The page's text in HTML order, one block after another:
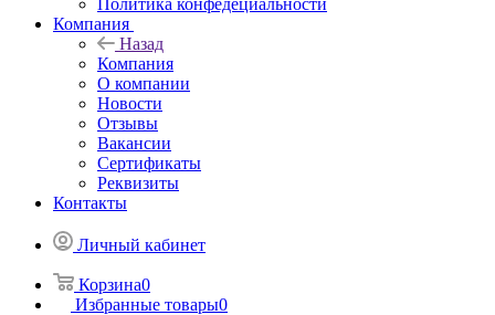
Политика конфедециальности
Компания
Назад
Компания
О компании
Новости
Отзывы
Вакансии
Сертификаты
Реквизиты
Контакты
Личный кабинет
Корзина0
Избранные товары0